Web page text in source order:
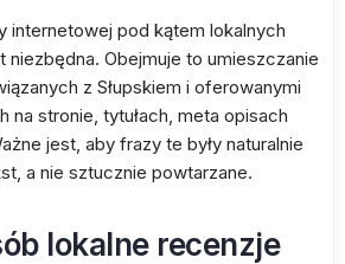
internetowej pod kątem lokalnych
Obejmuje to umieszczanie
z Słupskiem i oferowanymi
na stronie, tytułach, meta opisach
jest, aby frazy te były naturalnie
a nie sztucznie powtarzane.
lokalne recenzje